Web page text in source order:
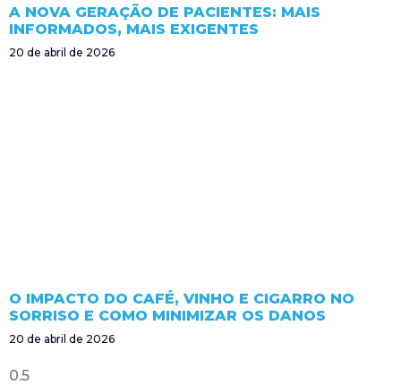
A NOVA GERAÇÃO DE PACIENTES: MAIS
INFORMADOS, MAIS EXIGENTES
20 de abril de 2026
O IMPACTO DO CAFÉ, VINHO E CIGARRO NO
SORRISO E COMO MINIMIZAR OS DANOS
20 de abril de 2026